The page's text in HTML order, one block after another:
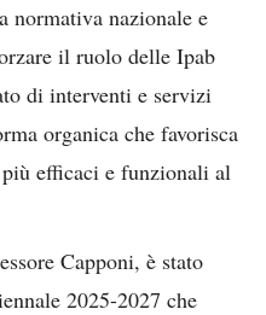
normativa nazionale e
il ruolo delle Ipab
di interventi e servizi
organica che favorisca
efficaci e funzionali al
Capponi, è stato
2025-2027 che